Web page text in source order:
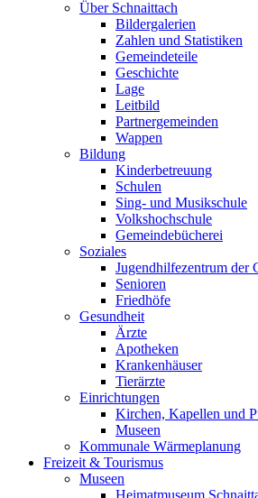
Über Schnaittach
Bildergalerien
Zahlen und Statistiken
Gemeindeteile
Geschichte
Lage
Leitbild
Partnergemeinden
Wappen
Bildung
Kinderbetreuung
Schulen
Sing- und Musikschule
Volkshochschule
Gemeindebücherei
Soziales
Jugendhilfezentrum der
Senioren
Friedhöfe
Gesundheit
Ärzte
Apotheken
Krankenhäuser
Tierärzte
Einrichtungen
Kirchen, Kapellen und
Museen
Kommunale Wärmeplanung
Freizeit & Tourismus
Museen
Heimatmuseum